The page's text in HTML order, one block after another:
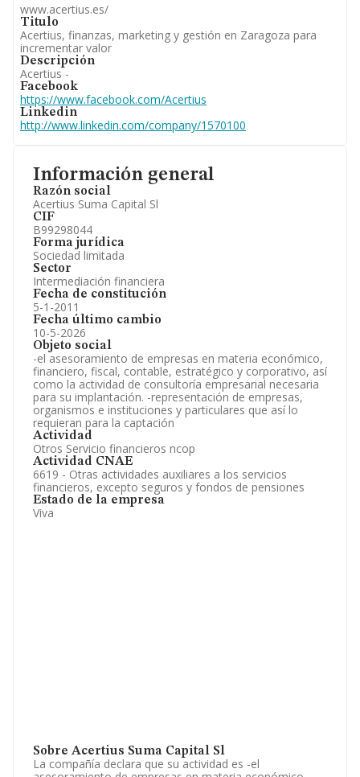
Información general
Razón social
Acertius Suma Capital Sl
CIF
B99298044
Forma jurídica
Sociedad limitada
Sector
Intermediación financiera
Fecha de constitución
5-1-2011
Fecha último cambio
10-5-2026
Objeto social
-el asesoramiento de empresas en materia económico,
financiero, fiscal, contable, estratégico y corporativo, así
como la actividad de consultoría empresarial necesaria
para su implantación. -representación de empresas,
organismos e instituciones y particulares que así lo
requieran para la captación
Actividad
Otros Servicio financieros ncop
Actividad CNAE
6619 - Otras actividades auxiliares a los servicios
financieros, excepto seguros y fondos de pensiones
Estado de la empresa
Viva
Sobre Acertius Suma Capital Sl
La compañía declara que su actividad es -el
www.acertius.es/
Titulo
Acertius, finanzas, marketing y gestión en Zaragoza para
incrementar valor
Descripción
Acertius -
Facebook
https://www.facebook.com/Acertius
Linkedin
http://www.linkedin.com/company/1570100